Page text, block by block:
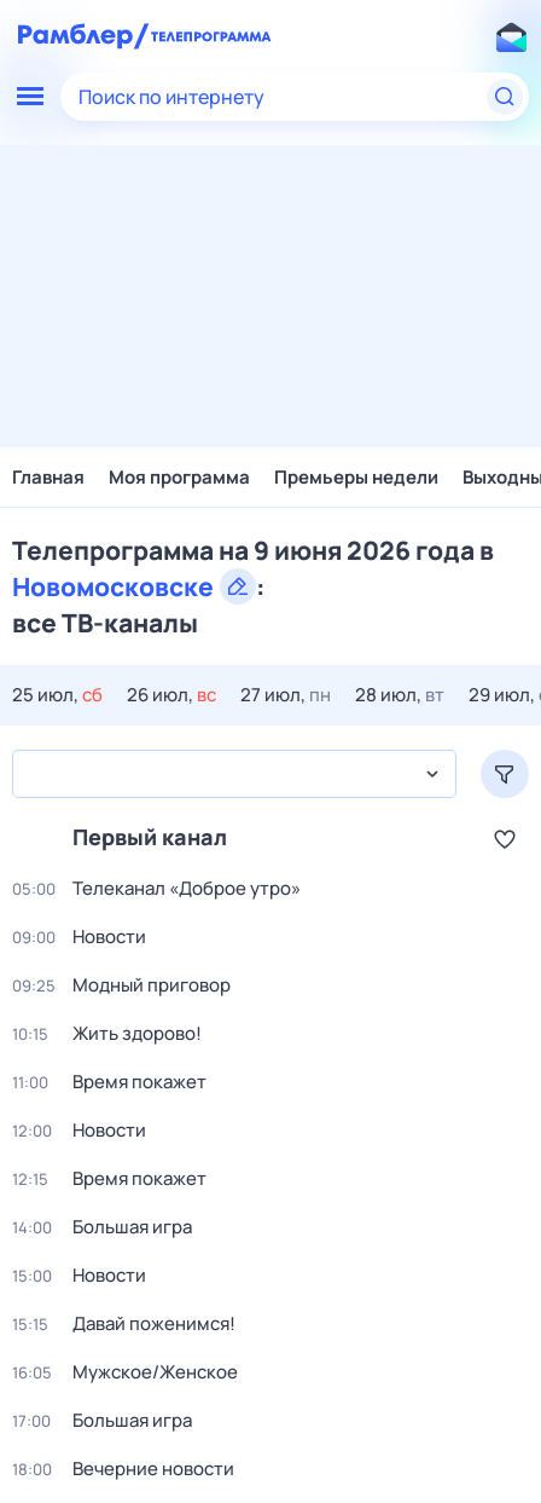
Поиск по интернету
Главная Моя программа Премьеры недели
Телепрограмма на 9 июня 2026 года в
Новомосковске
:
все ТВ-каналы
25 июл,сб 26 июл, вс 27 июл, пн 28 июл, вт 29 июл,
Первый канал
05:00 Телеканал «Доброе утро»
09:00 Новости
09:25 Модный приговор
10:15 Жить здорово!
11:00 Время покажет
12:00 Новости
12:15 Время покажет
14:00 Большая игра
15:00 Новости
15:15 Давай поженимся!
16:05 Мужское/Женское
17:00 Большая игра
18:00 Вечерние новости